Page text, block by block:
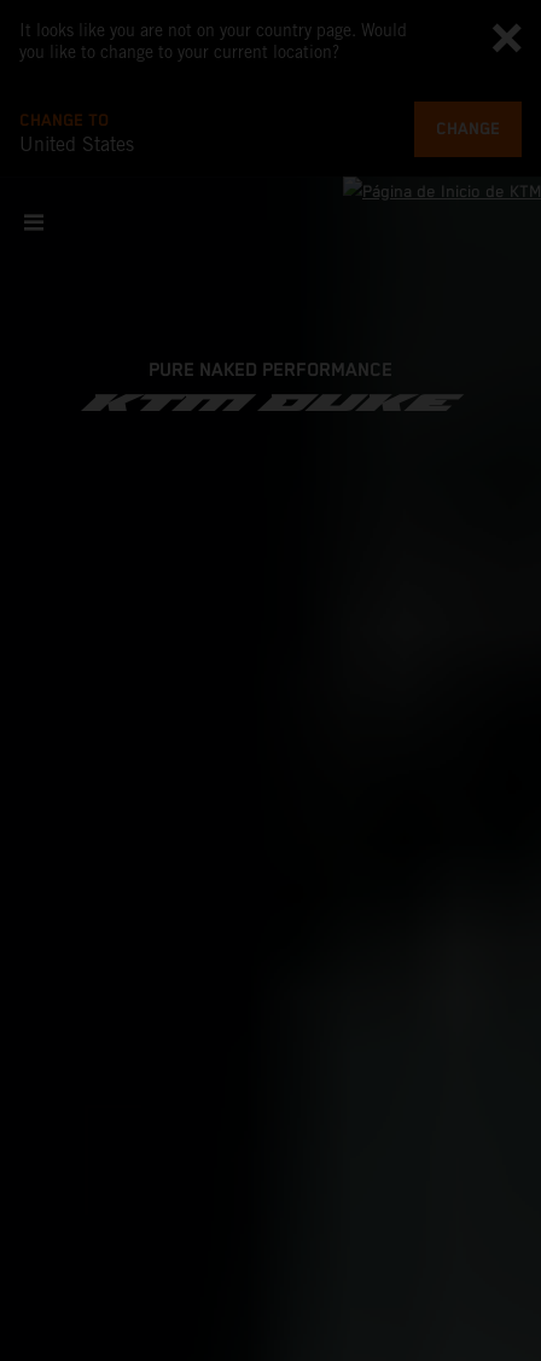
It looks like you are not on your country page. Would
you like to change to your current location?
CHANGE TO
United States
CHANGE
PURE NAKED PERFORMANCE
KTM DUKE